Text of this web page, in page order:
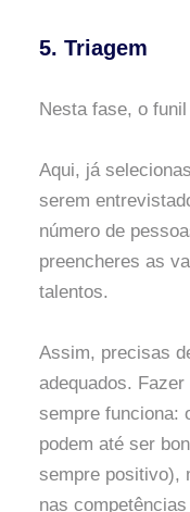
5. Triagem
Nesta fase, o
Aqui, já
serem
número de
preencheres as
talentos.
Assim, precisas
adequados.
sempre funciona:
podem até ser
sempre positivo),
nas